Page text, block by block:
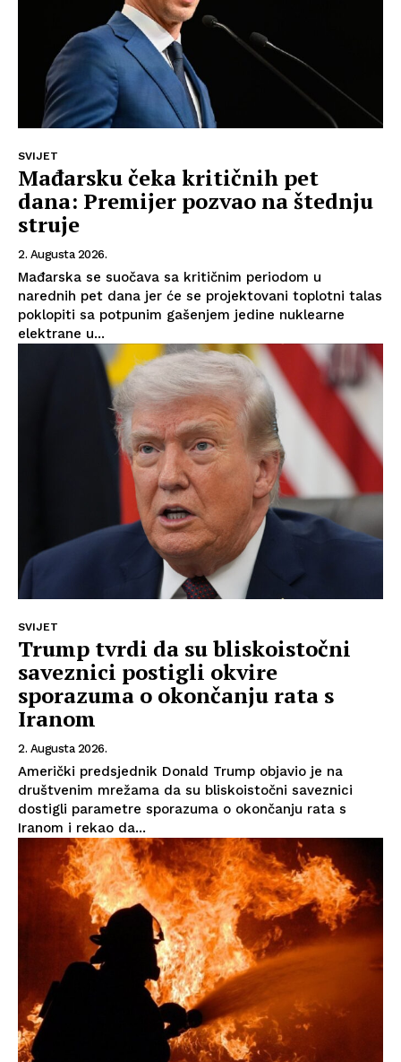
SVIJET
Mađarsku čeka kritičnih pet
dana: Premijer pozvao na štednju
struje
2. Augusta 2026.
Mađarska se suočava sa kritičnim periodom u
narednih pet dana jer će se projektovani toplotni talas
poklopiti sa potpunim gašenjem jedine nuklearne
elektrane u...
SVIJET
Trump tvrdi da su bliskoistočni
saveznici postigli okvire
sporazuma o okončanju rata s
Iranom
2. Augusta 2026.
Američki predsjednik Donald Trump objavio je na
društvenim mrežama da su bliskoistočni saveznici
dostigli parametre sporazuma o okončanju rata s
Iranom i rekao da...